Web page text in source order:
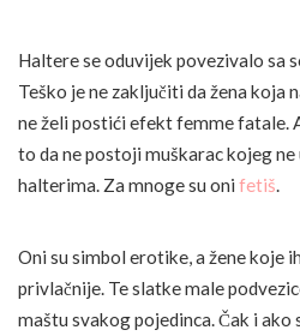
Haltere se oduvijek povezivalo sa
Teško je ne zaključiti da žena koja
ne želi postići efekt femme fatale.
to da ne postoji muškarac kojeg ne
halterima. Za mnoge su oni fetiš.
Oni su simbol erotike, a žene koje
privlačnije. Te slatke male
maštu svakog pojedinca. Čak i ako